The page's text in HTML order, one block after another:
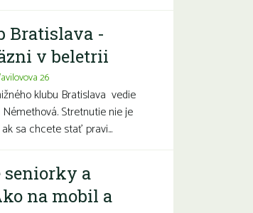
Bratislava -
v beletrii
26
klubu Bratislava vedie
Stretnutie nie je
sa chcete stať pravi...
seniorky a
na mobil a